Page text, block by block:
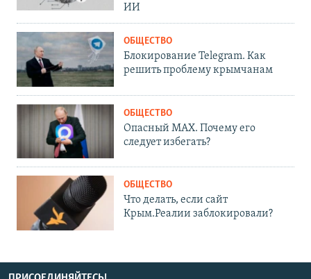
ИИ
ОБЩЕСТВО
Блокирование Telegram. Как
решить проблему крымчанам
ОБЩЕСТВО
Опасный MAX. Почему его
следует избегать?
ОБЩЕСТВО
Что делать, если сайт
Крым.Реалии заблокировали?